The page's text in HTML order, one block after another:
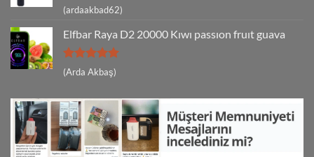
5 üzerinden
5
(ardaakbad62)
Elfbar Raya D2 20000 Kıwı passıon fruıt guava
5 üzerinden
5
(Arda Akbaş)